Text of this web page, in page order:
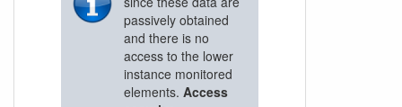
passively obtained
and there is no
access to the lower
instance monitored
elements.Access